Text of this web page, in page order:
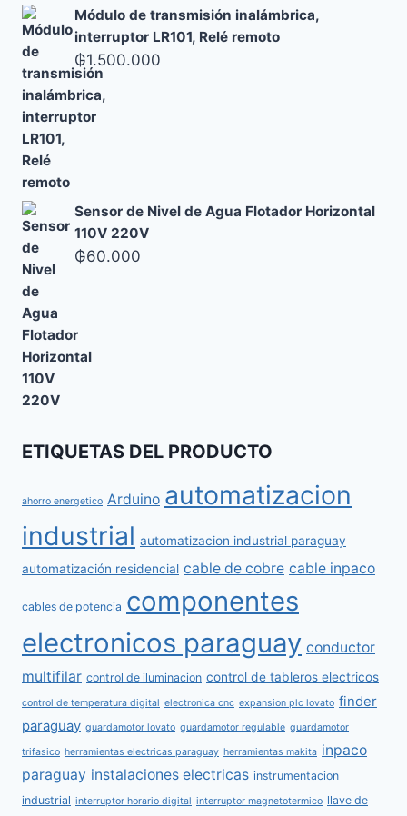
Módulo de transmisión inalámbrica,
interruptor LR101, Relé remoto
₲1.500.000
Sensor de Nivel de Agua Flotador Horizontal
110V 220V
₲60.000
ETIQUETAS DEL PRODUCTO
ahorro energetico Arduino automatizacion
industrial automatizacion industrial paraguay
automatización residencial cable de cobre cable inpaco
cables de potencia componentes
electronicos paraguay conductor
multifilar control de iluminacion control de tableros electricos
control de temperatura digital electronica cnc expansion plc lovato finder
paraguay guardamotor lovato guardamotor regulable guardamotor
trifasico herramientas electricas paraguay herramientas makita inpaco
paraguay instalaciones electricas instrumentacion
industrial interruptor horario digital interruptor magnetotermico llave de